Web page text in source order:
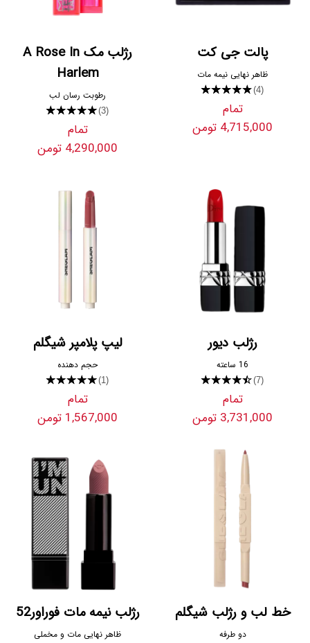
پالت جی کت
ظاهر نهایی نیمه مات
★★★★★(4)
تمام
4,715,000 تومن
رژلب مک A Rose In
Harlem
رطوبت رسان لب
★★★★★(3)
تمام
4,290,000 تومن
رژلب دیور
16 ساعته
★★★★★(7)
تمام
3,731,000 تومن
لیپ پلامپر شیگلم
حجم دهنده
★★★★★(1)
تمام
1,567,000 تومن
خط لب و رژلب شیگلم
دو طرفه
رژلب نیمه مات فوراور52
ظاهر نهایی مات و مخملی